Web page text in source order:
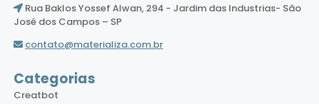
Rua Baklos Yossef Alwan, 294 - Jardim das Industrias- São
José dos Campos – SP
contato@materializa.com.br
Categorias
Creatbot